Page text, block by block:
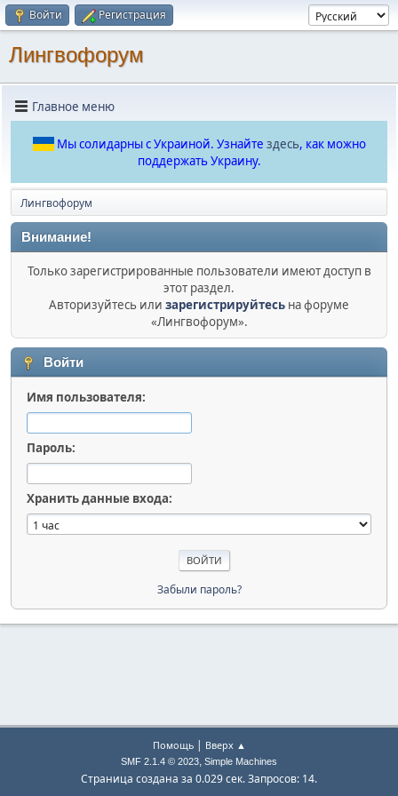
Войти Регистрация
Лингвофорум
Главное меню
Мы солидарны с Украиной. Узнайте здесь, как можно
поддержать Украину.
Лингвофорум
Внимание!
Только зарегистрированные пользователи имеют доступ в
этот раздел.
Авторизуйтесь или зарегистрируйтесь на форуме
«Лингвофорум».
Войти
Имя пользователя:
Пароль:
Хранить данные входа:
Забыли пароль?
Помощь| Вверх ▲
SMF 2.1.4 © 2023, Simple Machines
Страница создана за 0.029 сек. Запросов: 14.